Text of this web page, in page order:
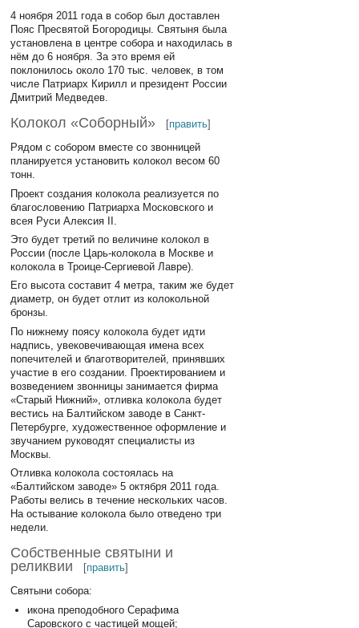
4 ноября 2011 года в собор был доставлен
Пояс Пресвятой Богородицы. Святыня была
установлена в центре собора и находилась в
нём до 6 ноября. За это время ей
поклонилось около 170 тыс. человек, в том
числе Патриарх Кирилл и президент России
Дмитрий Медведев.
Колокол «Соборный» [править]
Рядом с собором вместе со звонницей
планируется установить колокол весом 60
тонн.
Проект создания колокола реализуется по
благословению Патриарха Московского и
всея Руси Алексия II.
Это будет третий по величине колокол в
России (после Царь-колокола в Москве и
колокола в Троице-Сергиевой Лавре).
Его высота составит 4 метра, таким же будет
диаметр, он будет отлит из колокольной
бронзы.
По нижнему поясу колокола будет идти
надпись, увековечивающая имена всех
попечителей и благотворителей, принявших
участие в его создании. Проектированием и
возведением звонницы занимается фирма
«Старый Нижний», отливка колокола будет
вестись на Балтийском заводе в Санкт-
Петербурге, художественное оформление и
звучанием руководят специалисты из
Москвы.
Отливка колокола состоялась на
«Балтийском заводе» 5 октября 2011 года.
Работы велись в течение нескольких часов.
На остывание колокола было отведено три
недели.
Собственные святыни и
реликвии
[править]
Святыни собора:
икона преподобного Серафима
Саровского с частицей мощей;